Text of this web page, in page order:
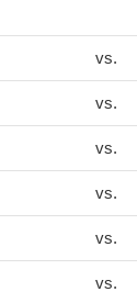
vs.
vs.
vs.
vs.
vs.
vs.